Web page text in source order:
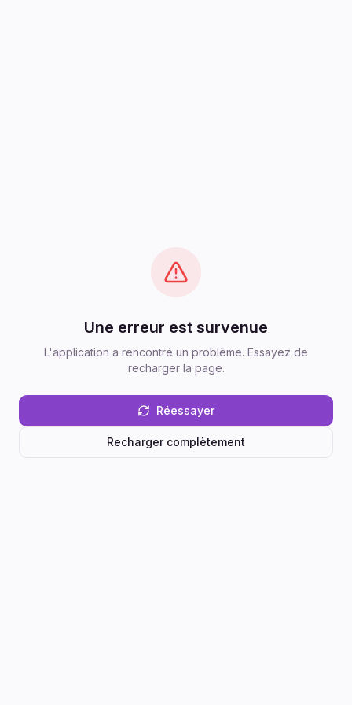
Une erreur est survenue
L'application a rencontré un problème. Essayez de
recharger la page.
Réessayer
Recharger complètement